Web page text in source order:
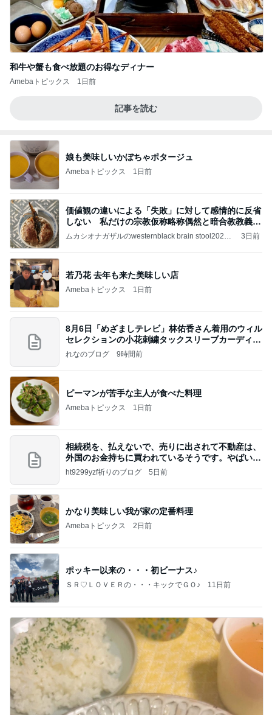
和牛や蟹も食べ放題のお得なディナー
Amebaトピックス 1日前
記事を読む
娘も美味しいかぼちゃポタージュ
Amebaトピックス 1日前
価値観の違いによる「失敗」に対して感情的に反省
しない 私だけの宗教仮称略称偶然と暗合教教義候
補
ムカシオナガザルのwesternblack brain stool2024
ガザル
3日前
若乃花 去年も来た美味しい店
Amebaトピックス 1日前
8月6日「めざましテレビ」林佑香さん着用のウィル
セレクションの小花刺繍タックスリーブカーディガ
ン
れなのブログ 9時間前
ピーマンが苦手な主人が食べた料理
Amebaトピックス 1日前
相続税を、払えないで、売りに出されて不動産は、
外国のお金持ちに買われているそうです。やばいで
すよ
ht9299yzf祈りのブログ 5日前
かなり美味しい我が家の定番料理
Amebaトピックス 2日前
ポッキー以来の・・・初ビーナス♪
ＳＲ♡ＬＯＶＥＲの・・・キックでＧＯ♪ 11日前